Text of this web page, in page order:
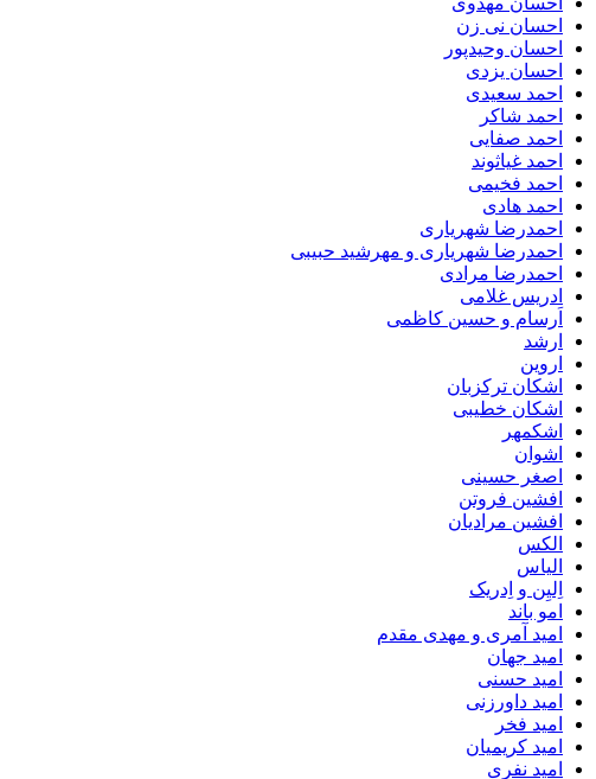
احسان نی زن
احسان وحیدپور
احسان یزدی
احمد سعیدی
احمد شاکر
احمد صفایی
احمد غیاثوند
احمد فخیمی
احمد هادی
احمدرضا شهریاری
احمدرضا شهریاری و مهرشید حبیبی
احمدرضا مرادی
ادریس غلامی
اَرسام و حسین کاظمی
ارشد
اروین
اشکان ترکزبان
اشکان خطیبی
اشکمهر
اشوان
اصغر حسینی
افشین فروتن
افشین مرادیان
الکس
الیاس
اِلیِن و اِدریک
امو باند
امید آمری و مهدی مقدم
امید جهان
امید حسنی
امید داورزنی
امید فخر
امید کریمیان
امید نفری